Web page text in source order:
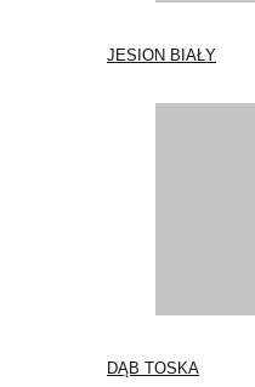
JESION BIAŁY
DĄB TOSKA